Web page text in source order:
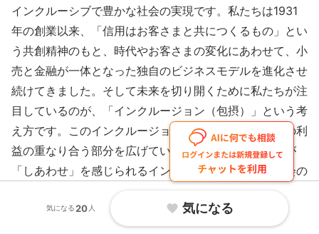
気になる 20 人 favorite 気になる
インクルーシブで豊かな社会の実現です。私たちは1931
年の創業以来、「信用はお客さまと共につくるもの」とい
う共創精神のもと、時代やお客さまの変化にあわせて、小
売と金融が一体となった独自のビジネスモデルを進化させ
続けてきました。そして未来を切り開くために私たちが注
目しているのが、「インクルージョン（包摂）」という考
え方です。このインクルージョンを通じ、すべての人の利
益の重なり合う部分を広げていくことが、すべての人が
「しあわせ」を感じられるインクルーシブで豊かな社会の